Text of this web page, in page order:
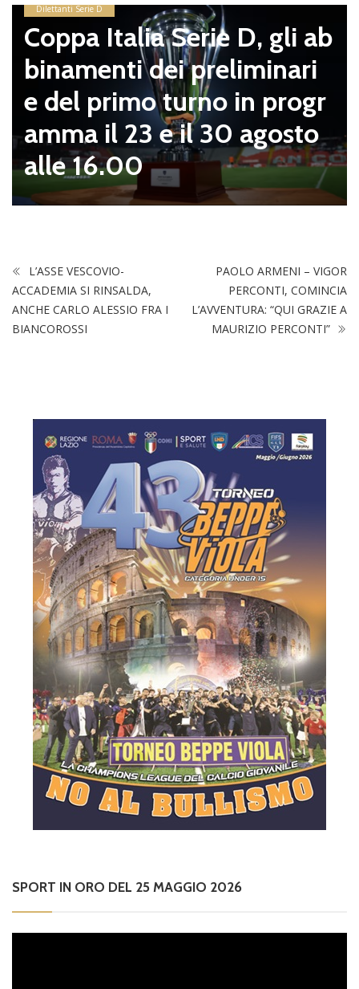
Dilettanti Serie D
Coppa Italia Serie D, gli ab
binamenti dei preliminari
e del primo turno in progr
amma il 23 e il 30 agosto
alle 16.00
L’ASSE VESCOVIO-
ACCADEMIA SI RINSALDA,
ANCHE CARLO ALESSIO FRA I
BIANCOROSSI
PAOLO ARMENI – VIGOR
PERCONTI, COMINCIA
L’AVVENTURA: “QUI GRAZIE A
MAURIZIO PERCONTI”
SPORT IN ORO DEL 25 MAGGIO 2026